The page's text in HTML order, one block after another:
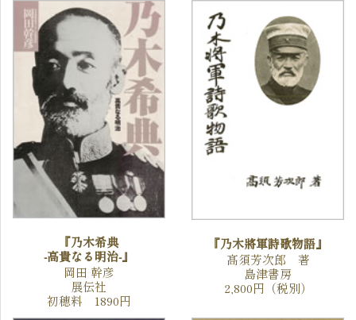
『乃木希典
-高貴なる明治-』
岡田 幹彦
展伝社
初穂料 1890円
『乃木將軍詩歌物語』
髙須芳次郎 著
島津書房
2,800円（税別）